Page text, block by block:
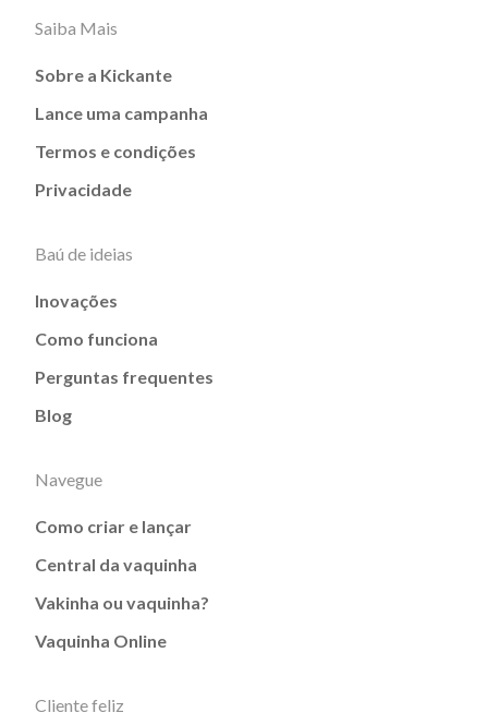
Saiba Mais
Sobre a Kickante
Lance uma campanha
Termos e condições
Privacidade
Baú de ideias
Inovações
Como funciona
Perguntas frequentes
Blog
Navegue
Como criar e lançar
Central da vaquinha
Vakinha ou vaquinha?
Vaquinha Online
Cliente feliz